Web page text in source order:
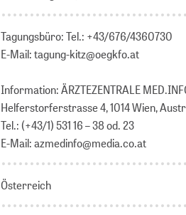
Tagungsbüro: Tel.: +43/676/4360730
E-Mail: tagung-kitz@oegkfo.at
Information: ÄRZTEZENTRALE
Helferstorferstrasse 4, 1014 Wien,
Tel.: (+43/1) 531 16 – 38 od. 23
E-Mail: azmedinfo@media.co.at
Österreich